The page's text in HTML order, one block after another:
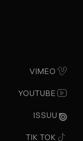
VIMEO
YOUTUBE
ISSUU
TIK TOK